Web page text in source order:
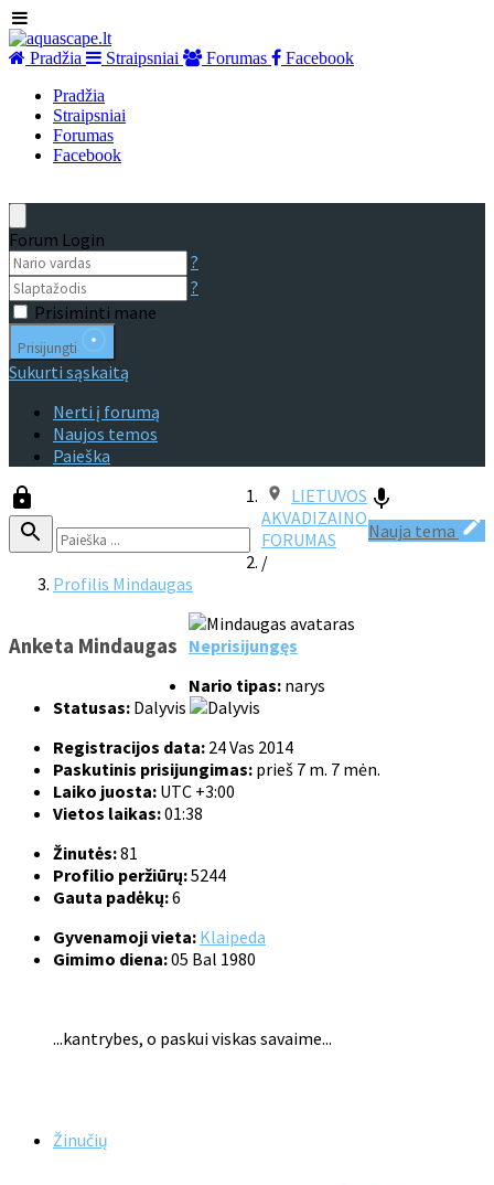
Pradžia Straipsniai Forumas
Facebook
Pradžia
Straipsniai
Forumas
Facebook
Forum Login
?
?
Prisiminti mane
Prisijungti
Sukurti sąskaitą
Nerti į forumą
Naujos temos
Paieška
Nauja tema
LIETUVOS
AKVADIZAINO
FORUMAS
/
Profilis Mindaugas
Anketa Mindaugas Neprisijungęs
Nario tipas: narys
Statusas: Dalyvis
Registracijos data: 24 Vas 2014
Paskutinis prisijungimas: prieš 7 m. 7 mėn.
Laiko juosta: UTC +3:00
Vietos laikas:01:38
Žinutės:81
Profilio peržiūrų:5244
Gauta padėkų:6
Gyvenamoji vieta: Klaipeda
Gimimo diena:05 Bal 1980
...kantrybes, o paskui viskas savaime...
Žinučių